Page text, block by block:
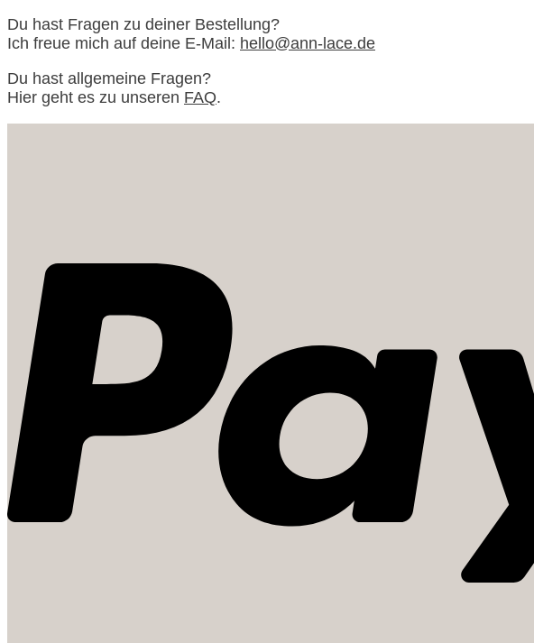
Du hast Fragen zu deiner Bestellung?
Ich freue mich auf deine E-Mail: hello@ann-lace.de
Du hast allgemeine Fragen?
Hier geht es zu unseren FAQ.